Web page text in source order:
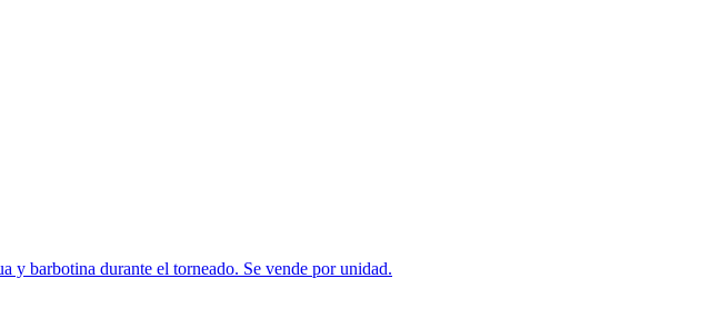
y barbotina durante el torneado. Se vende por unidad.